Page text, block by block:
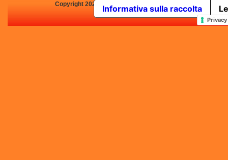
Copyright 2025 by Concorsi-Letterari.it - P.IVA
In qualità di Affiliato
Informativa sulla raccolta